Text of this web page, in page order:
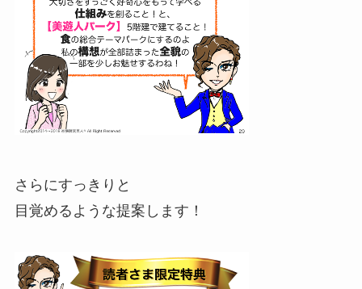
さらにすっきりと
目覚めるような提案します！